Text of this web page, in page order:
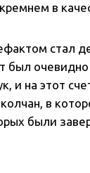
в
стал
был
и на этот
в
были